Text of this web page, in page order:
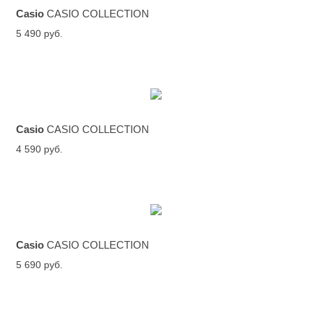
Casio CASIO COLLECTION
5 490 руб.
Casio CASIO COLLECTION
4 590 руб.
Casio CASIO COLLECTION
5 690 руб.